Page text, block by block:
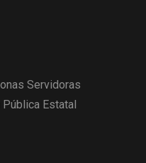
Servidoras
Estatal